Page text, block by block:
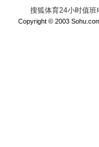
搜狐体育24小时值
Copyright © 2003